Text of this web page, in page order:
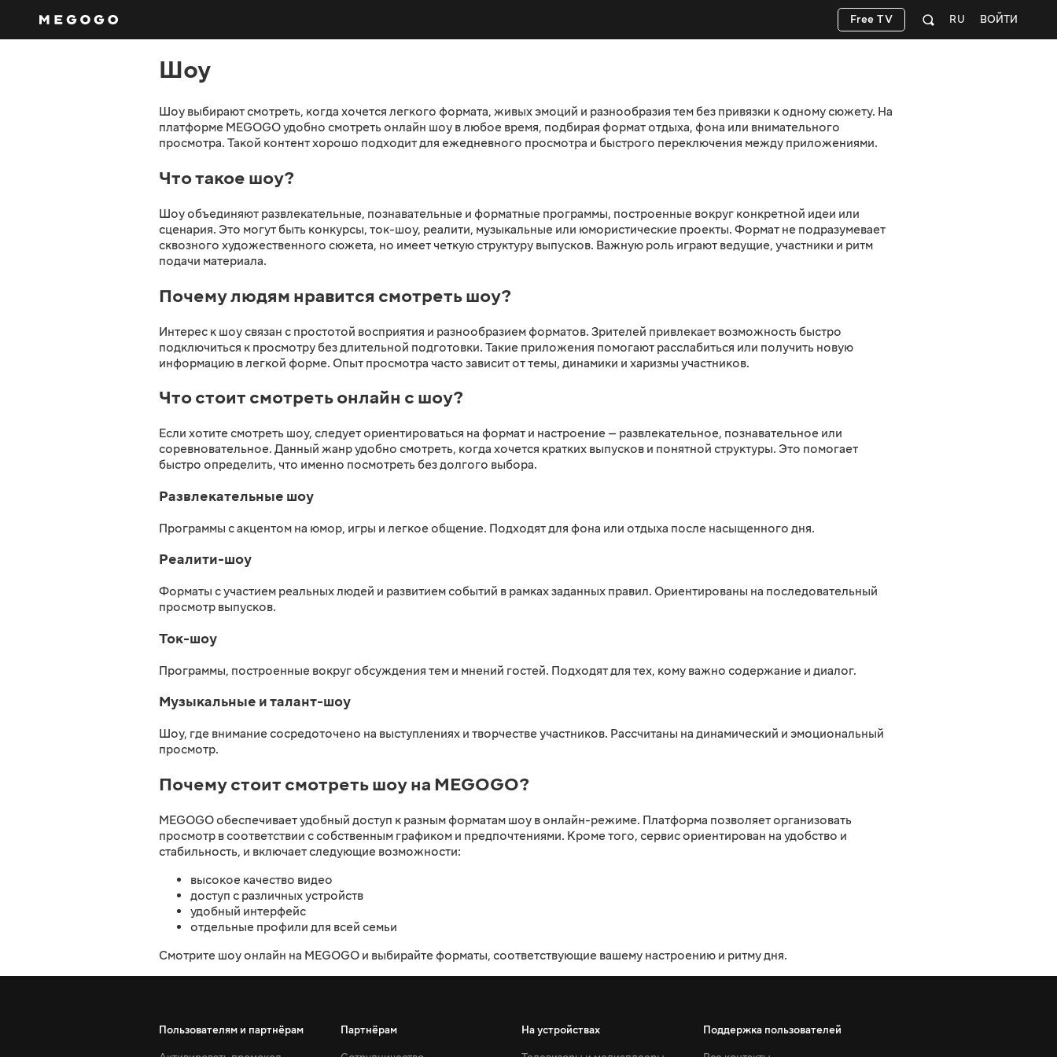
ВОЙТИ
RU
Free TV
Шоу
Шоу выбирают смотреть, когда хочется легкого формата, живых эмоций и разнообразия тем без привязки к одному сюжету. На
платформе MEGOGO удобно смотреть онлайн шоу в любое время, подбирая формат отдыха, фона или внимательного
просмотра. Такой контент хорошо подходит для ежедневного просмотра и быстрого переключения между приложениями.
Что такое шоу?
Шоу объединяют развлекательные, познавательные и форматные программы, построенные вокруг конкретной идеи или
сценария. Это могут быть конкурсы, ток-шоу, реалити, музыкальные или юмористические проекты. Формат не подразумевает
сквозного художественного сюжета, но имеет четкую структуру выпусков. Важную роль играют ведущие, участники и ритм
подачи материала.
Почему людям нравится смотреть шоу?
Интерес к шоу связан с простотой восприятия и разнообразием форматов. Зрителей привлекает возможность быстро
подключиться к просмотру без длительной подготовки. Такие приложения помогают расслабиться или получить новую
информацию в легкой форме. Опыт просмотра часто зависит от темы, динамики и харизмы участников.
Что стоит смотреть онлайн с шоу?
Если хотите смотреть шоу, следует ориентироваться на формат и настроение — развлекательное, познавательное или
соревновательное. Данный жанр удобно смотреть, когда хочется кратких выпусков и понятной структуры. Это помогает
быстро определить, что именно посмотреть без долгого выбора.
Развлекательные шоу
Программы с акцентом на юмор, игры и легкое общение. Подходят для фона или отдыха после насыщенного дня.
Реалити-шоу
Форматы с участием реальных людей и развитием событий в рамках заданных правил. Ориентированы на последовательный
просмотр выпусков.
Ток-шоу
Программы, построенные вокруг обсуждения тем и мнений гостей. Подходят для тех, кому важно содержание и диалог.
Музыкальные и талант-шоу
Шоу, где внимание сосредоточено на выступлениях и творчестве участников. Рассчитаны на динамический и эмоциональный
просмотр.
Почему стоит смотреть шоу на MEGOGO?
MEGOGO обеспечивает удобный доступ к разным форматам шоу в онлайн-режиме. Платформа позволяет организовать
просмотр в соответствии с собственным графиком и предпочтениями. Кроме того, сервис ориентирован на удобство и
стабильность, и включает следующие возможности:
высокое качество видео
доступ с различных устройств
удобный интерфейс
отдельные профили для всей семьи
Смотрите шоу онлайн на MEGOGO и выбирайте форматы, соответствующие вашему настроению и ритму дня.
Пользователям и партнёрам
Партнёрам
На устройствах
Поддержка пользователей